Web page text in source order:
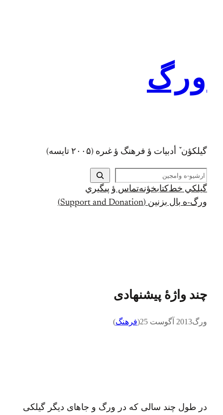
ورگ
گيلکؤن ٚ أدبیات ؤ فرهنگ ؤ غىره (۲۰۰۵ تايسه)
ج
س
ت
ج
گيلکي خط کتابخؤنهتماس ؤ پىگيري
ورگ-ه بال بزنين (Support and Donation)
چند واژهٔ پیشنهادی
ورگ2013 آگوست 25 (فرهنگ)
در طول چند سالی که در ورگ و جاهای دیگر گیلکی